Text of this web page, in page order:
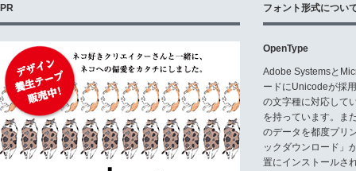
PR フォント形式につい
OpenType
Adobe Systemsと
ードにUnicodeが採
の文字種に対応して
を持っています。ま
のデータを都度プリ
ックダウンロード」
置にインストールさ